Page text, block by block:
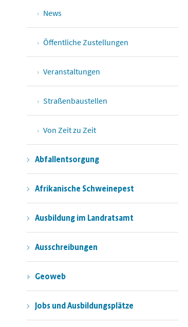
News
Öffentliche Zustellungen
Veranstaltungen
Straßenbaustellen
Von Zeit zu Zeit
Abfallentsorgung
Afrikanische Schweinepest
Ausbildung im Landratsamt
Ausschreibungen
Geoweb
Jobs und Ausbildungsplätze